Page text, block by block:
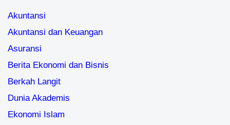
Akuntansi
Akuntansi dan Keuangan
Asuransi
Berita Ekonomi dan Bisnis
Berkah Langit
Dunia Akademis
Ekonomi Islam